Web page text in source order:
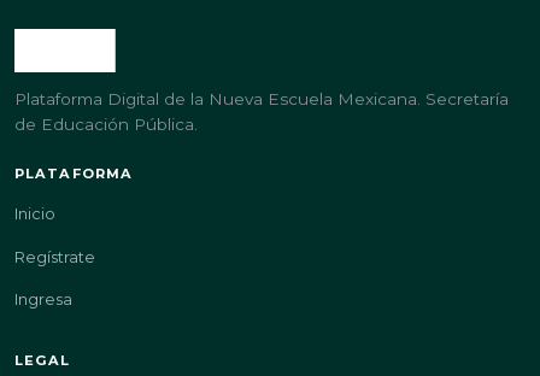
Plataforma Digital de la Nueva Escuela Mexicana. Secretaría
de Educación Pública.
PLATAFORMA
Inicio
Regístrate
Ingresa
LEGAL